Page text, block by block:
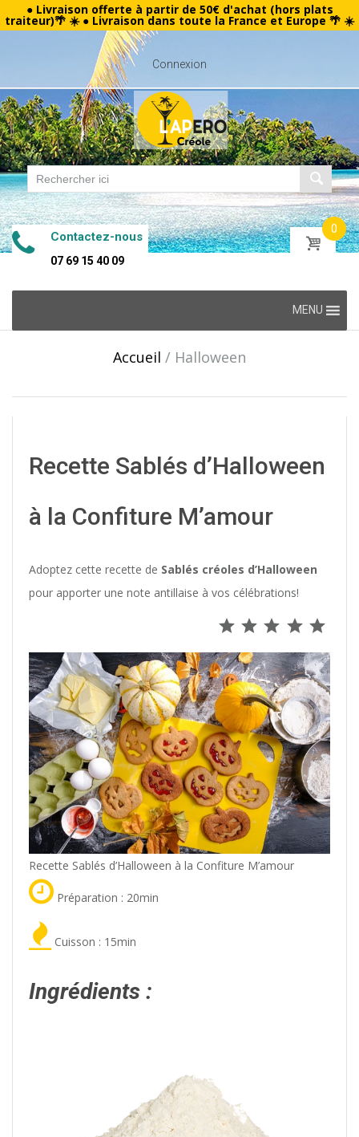
● Livraison offerte à partir de 50€ d'achat (hors plats
traiteur)🌴 ☀️ ● Livraison dans toute la France et Europe 🌴 ☀️
Connexion
Contactez-nous
07 69 15 40 09
0
MENU
Accueil / Halloween
Recette Sablés d’Halloween
à la Confiture M’amour
Adoptez cette recette de Sablés créoles d’Halloween
pour apporter une note antillaise à vos célébrations!
Recette Sablés d’Halloween à la Confiture M’amour
Préparation : 20min
Cuisson : 15min
Ingrédients :